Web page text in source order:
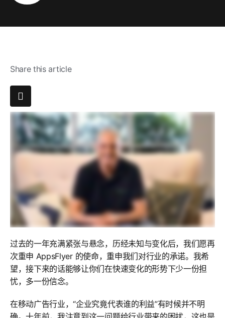
Share this article
过去的一年充满紧张与悬念，历经未知与变化后，我们愿再
次重申 AppsFlyer 的使命，重申我们对行业的承诺。我希
望，接下来的话能够让你们在快速变化的形势下少一份担
忧，多一份信念。
在移动广告行业，“企业究竟代表谁的利益”有时候并不明